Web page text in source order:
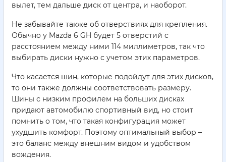
вылет, тем дальше диск от центра, и наоборот.
Не забывайте также об отверствиях для крепления.
Обычно у Mazda 6 GH будет 5 отверстий с
расстоянием между ними 114 миллиметров, так что
выбирать диски нужно с учетом этих параметров.
Что касается шин, которые подойдут для этих дисков,
то они также должны соответствовать размеру.
Шины с низким профилем на больших дисках
придают автомобилю спортивный вид, но стоит
помнить о том, что такая конфигурация может
ухудшить комфорт. Поэтому оптимальный выбор –
это баланс между внешним видом и удобством
вождения.